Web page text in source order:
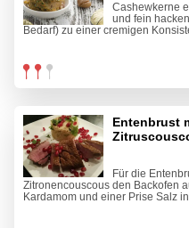
Cashewkerne
und fein
Bedarf) zu einer cremigen
Entenbrust
Für die
Zitronencouscous den Backofen
Kardamom und einer Prise Salz